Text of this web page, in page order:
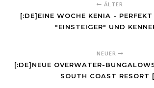
ÄLTER
[:DE]EINE WOCHE KENIA -
"EINSTEIGER" UND
NEUER
[:DE]NEUE OVERWATER-
SOUTH COAST RESORT